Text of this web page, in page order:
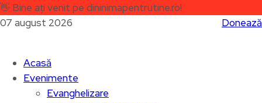
👋 Bine ați venit pe dininimapentrutine.ro!
07 august 2026
Donează
Acasă
Evenimente
Evanghelizare